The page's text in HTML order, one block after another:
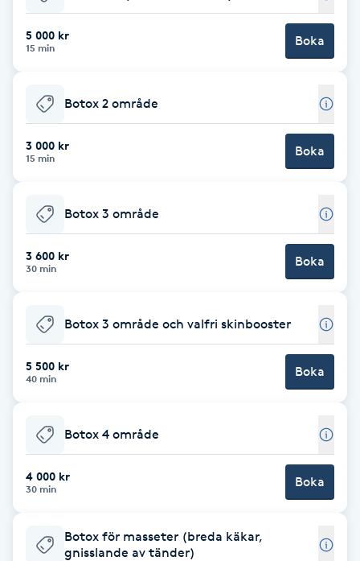
Babylights
Balayage
Barber
Barnklippning
BIAB
Blowout
Bottenfärg
Brynfärgning
Brynplockning
5 000 kr
15 min Boka
Botox 2 område
3 000 kr
15 min Boka
Botox 3 område
3 600 kr
30 min Boka
Botox 3 område och valfri skinbooster
5 500 kr
40 min Boka
Botox 4 område
4 000 kr
30 min Boka
Botox för masseter (breda käkar,
gnisslande av tänder)